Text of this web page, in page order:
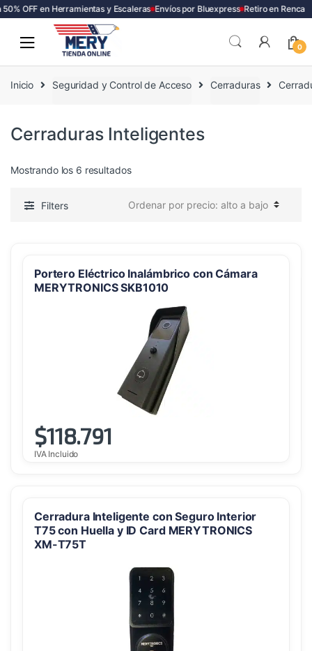
OFF en Herramientas y Escaleras Envíos por Bluexpress Retiro en Renca
0
Inicio Seguridad y Control de Acceso Cerraduras
Cerraduras Inteligentes
Mostrando los 6 resultadosOrdenado
precio:
Filters
Portero Eléctrico Inalámbrico con Cámara
MERYTRONICS SKB1010
$118.791
IVA Incluido
Cerradura Inteligente con Seguro Interior
T75 con Huella y ID Card MERYTRONICS
XM-T75T